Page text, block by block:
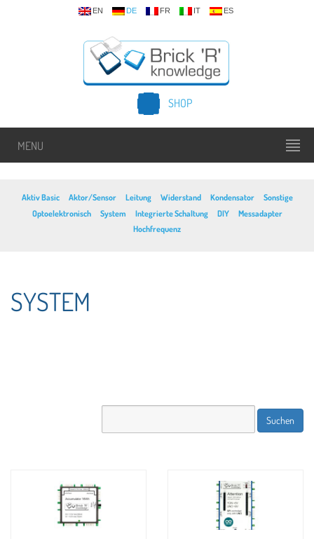
EN DE FR IT ES
SHOP
MENU
Aktiv Basic Aktor/Sensor Leitung Widerstand Kondensator
Sonstige
Optoelektronisch
System Integrierte Schaltung DIY
Messadapter
Hochfrequenz
SYSTEM